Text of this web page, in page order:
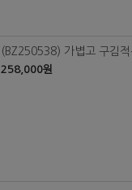
(BZ250538) 가볍고 구김
258,000원